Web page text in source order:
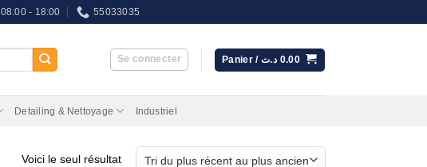
08:00 - 18:00 55033035
Se connecter Panier / 0.00 د.ت
Detailing & Nettoyage Industriel
Voici le seul résultat